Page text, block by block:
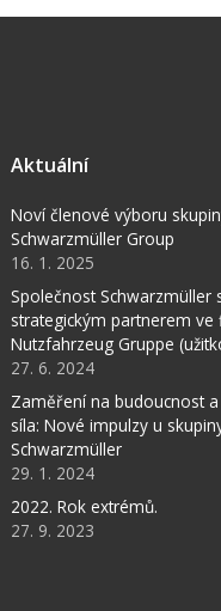
Aktuální
Noví členové výboru
Schwarzmüller Group
16. 1. 2025
Společnost Schwarzmüller
strategickým partnerem ve
Nutzfahrzeug Gruppe
27. 6. 2024
Zaměření na budoucnost
síla: Nové impulzy u
Schwarzmüller
29. 1. 2024
2022. Rok extrémů.
27. 9. 2023